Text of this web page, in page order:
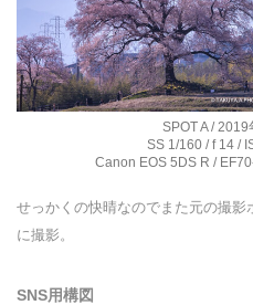
SPOT A /
SS 1/160 / f 14 /
Canon EOS 5DS R /
せっかくの快晴なのでまた元の撮
に撮影。
SNS用構図